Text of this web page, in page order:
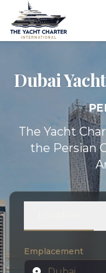
Dubai
The Yacht
the Persian
Emplacement